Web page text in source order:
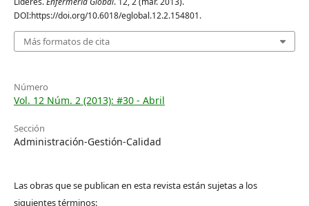
DOI:https://doi.org/10.6018/eglobal.12.2.154801.
Más formatos de cita
Número
Vol. 12 Núm. 2 (2013): #30 - Abril
Sección
Administración-Gestión-Calidad
Las obras que se publican en esta revista están sujetas a los
siguientes términos: